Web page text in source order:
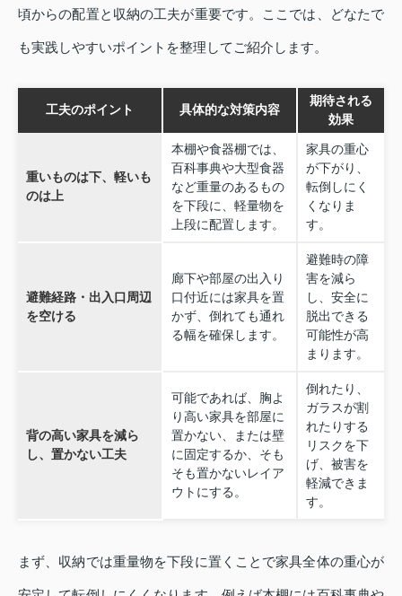
頃からの配置と収納の工夫が重要です。ここでは、どなたで
も実践しやすいポイントを整理してご紹介します。
工夫のポイント 具体的な対策内容
期待される
効果
重いものは下、軽いも
のは上
本棚や食器棚では、
百科事典や大型食器
など重量のあるもの
を下段に、軽量物を
上段に配置します。
家具の重心
が下がり、
転倒しにく
くなりま
す。
避難経路・出入口周辺
を空ける
廊下や部屋の出入り
口付近には家具を置
かず、倒れても通れ
る幅を確保します。
避難時の障
害を減ら
し、安全に
脱出できる
可能性が高
まります。
背の高い家具を減ら
し、置かない工夫
可能であれば、胸よ
り高い家具を部屋に
置かない、または壁
に固定するか、そも
そも置かないレイア
ウトにする。
倒れたり、
ガラスが割
れたりする
リスクを下
げ、被害を
軽減できま
す。
まず、収納では重量物を下段に置くことで家具全体の重心が